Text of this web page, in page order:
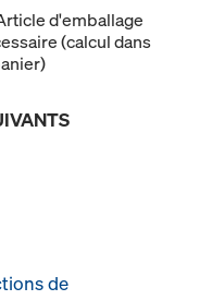
d'emballage
(calcul dans
de